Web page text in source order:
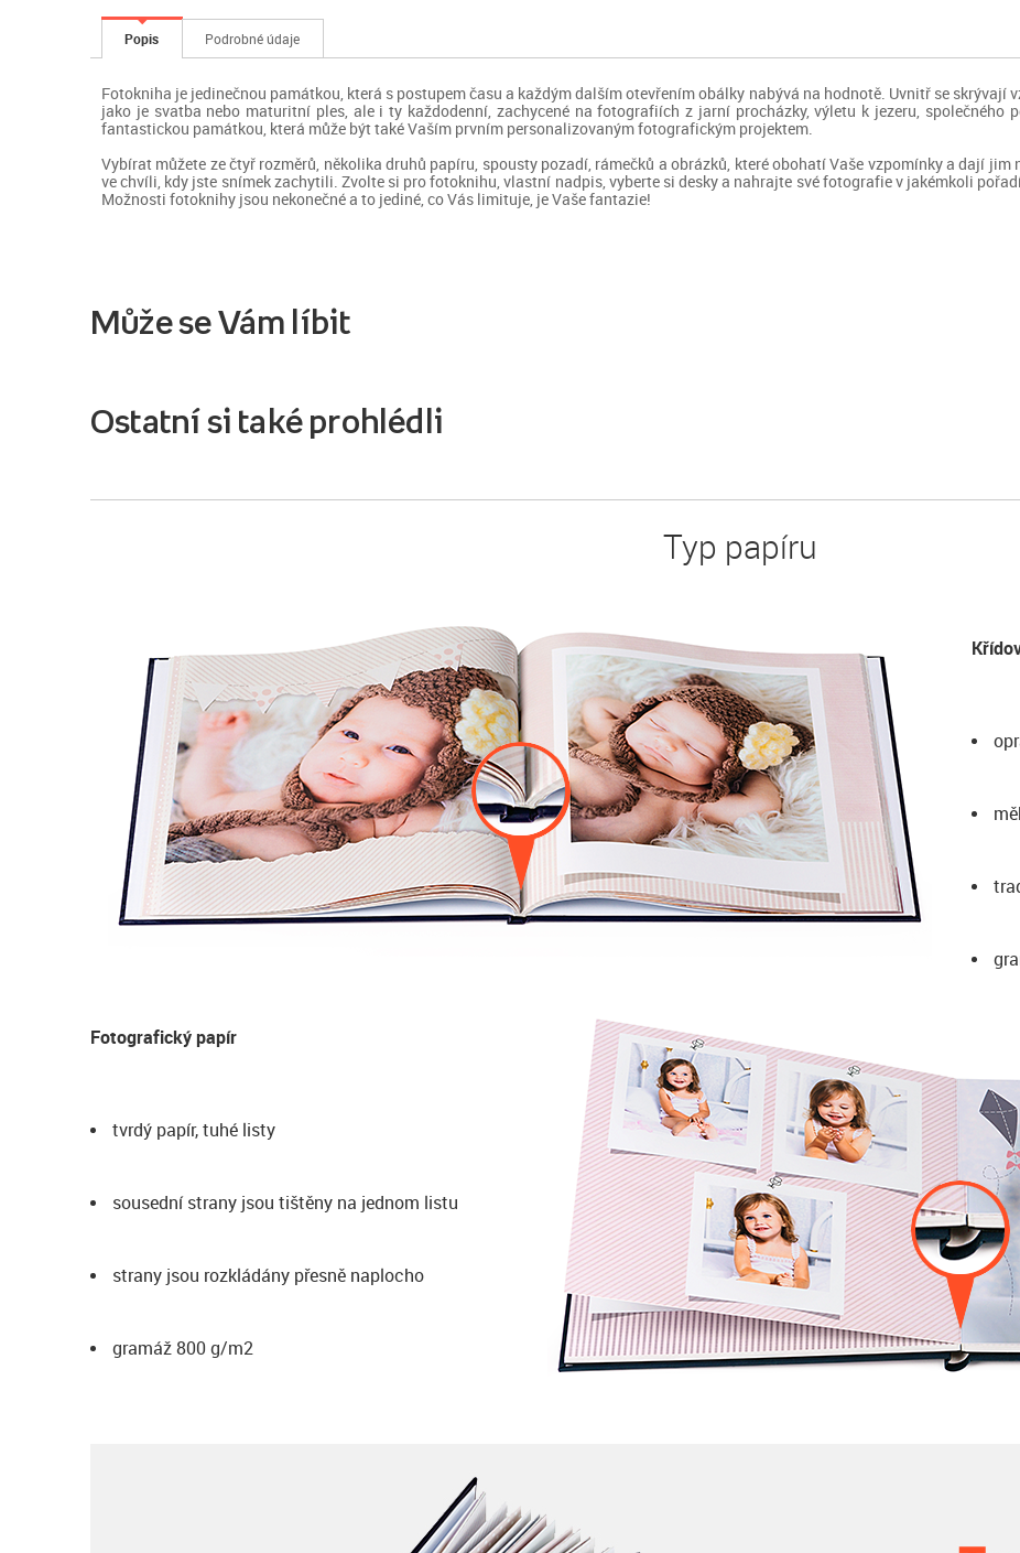
Popis Podrobné údaje
Fotokniha je jedinečnou památkou, která s postupem času a každým dalším otevřením obálky nabývá na hodnotě. Uvnitř se skrývají
jako je svatba nebo maturitní ples, ale i ty každodenní, zachycené na fotografiích z jarní procházky, výletu k jezeru, společného
fantastickou památkou, která může být také Vaším prvním personalizovaným fotografickým projektem.
Vybírat můžete ze čtyř rozměrů, několika druhů papíru, spousty pozadí, rámečků a obrázků, které obohatí Vaše vzpomínky a dají
ve chvíli, kdy jste snímek zachytili. Zvolte si pro fotoknihu, vlastní nadpis, vyberte si desky a nahrajte své fotografie v jakémkoli
Možnosti fotoknihy jsou nekonečné a to jediné, co Vás limituje, je Vaše fantazie!
Může se Vám líbit
Ostatní si také prohlédli
Typ papíru
Fotografický papír
tvrdý papír, tuhé listy
sousední strany jsou tištěny na jednom listu
strany jsou rozkládány přesně naplocho
gramáž 800 g/m2